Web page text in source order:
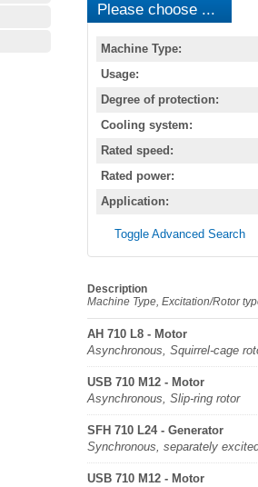
Please choose ...
Machine Type:
Usage:
Degree of protection:
Cooling system:
Rated speed:
Rated power:
Application:
Toggle Advanced Search
Description
Machine Type, Excitation/Rotor
AH 710 L8 - Motor
Asynchronous, Squirrel-cage
USB 710 M12 - Motor
Asynchronous, Slip-ring rotor
SFH 710 L24 - Generator
Synchronous, separately
USB 710 M12 - Motor